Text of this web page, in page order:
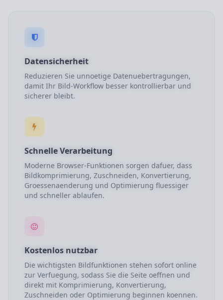
Datensicherheit
Reduzieren Sie unnoetige Datenuebertragungen,
damit Ihr Bild-Workflow besser kontrollierbar und
sicherer bleibt.
Schnelle Verarbeitung
Moderne Browser-Funktionen sorgen dafuer, dass
Bildkomprimierung, Zuschneiden, Konvertierung,
Groessenaenderung und Optimierung fluessiger
und schneller ablaufen.
Kostenlos nutzbar
Die wichtigsten Bildfunktionen stehen sofort online
zur Verfuegung, sodass Sie die Seite oeffnen und
direkt mit Komprimierung, Konvertierung,
Zuschneiden oder Optimierung beginnen koennen.